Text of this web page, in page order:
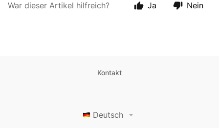
War dieser Artikel hilfreich? Ja Nein
Kontakt
Deutsch